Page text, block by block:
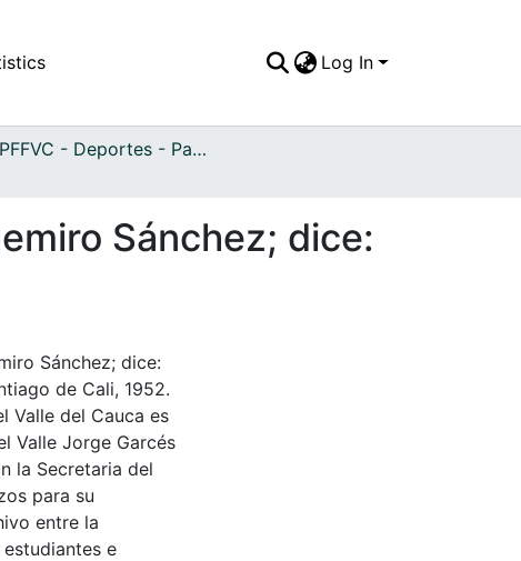
Log In
APFFVC - Deportes - Patrimonial
Sánchez; dice:
Sánchez; dice:
de Cali, 1952.
Valle del Cauca es
Valle Jorge Garcés
la Secretaria del
para su
entre la
e